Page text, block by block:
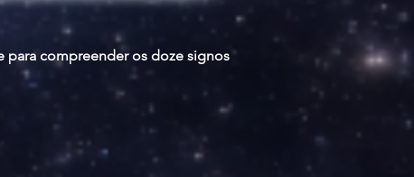
para compreender os doze signos